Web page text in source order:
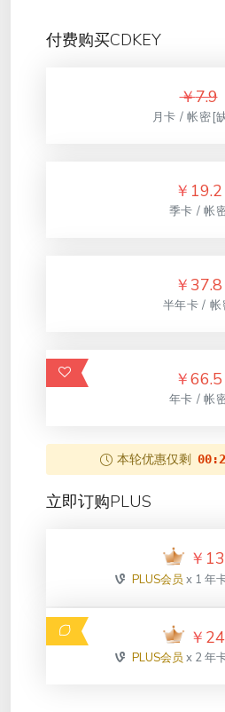
付费购买CDKEY
￥7.9
月卡 / 帐密[
￥ 19.2
季卡 / 帐
￥ 37.8
半年卡 / 帐
￥66.5
年卡 / 帐
本轮优惠仅剩
立即订购PLUS
￥
PLUS会员x 1 年
￥
PLUS会员x 2 年